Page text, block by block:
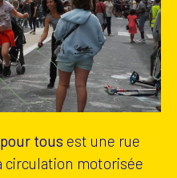
tous est une rue
circulation motorisée